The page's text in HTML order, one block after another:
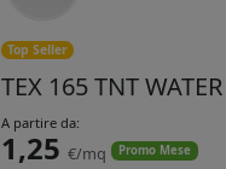
Top Seller
TEX 165 TNT WATER
A partire da:
1,25 €/mq Promo Mese